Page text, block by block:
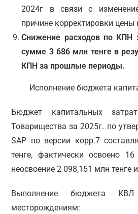
2024г в связи с
причине корректировки цены
Снижение расходов по
сумме 3 686 млн тенге в
КПН за прошлые периоды.
Исполнение бюджета
Бюджет капитальных
Товарищества за 2025г. по
SAP по версии корр.7
тенге, фактически освоено
неосвоение 2 098,151 млн тенге
Выполнение бюджета
месторождениям: